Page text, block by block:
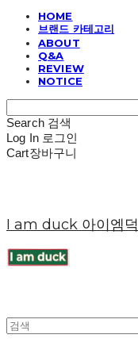
HOME
브랜드 카테고리
ABOUT
Q&A
REVIEW
NOTICE
Search 검색
Log In 로그인
Cart장바구니
I am duck 아이엠덕